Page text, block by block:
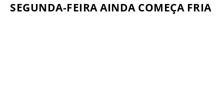
SEGUNDA-FEIRA AINDA COMEÇA FRIA